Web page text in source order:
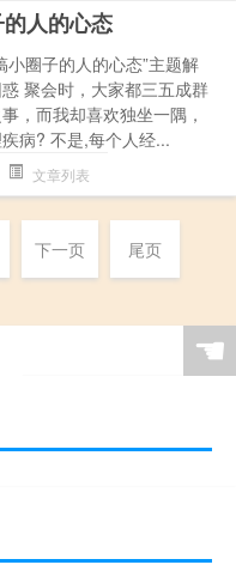
人的心态
小圈子的人的心态”主题解
聚会时，大家都三五成群
，而我却喜欢独坐一隅，
病? 不是,每个人经...
文章列表
下一页 尾页
☚